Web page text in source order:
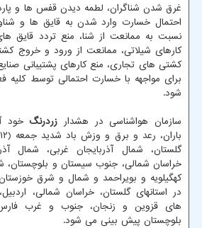
غرق شدن شناگران، لطمه دیدن قفس ها و
احتمال خسارت وارد شدن به قایق ها و
نسبت به ممانعت از شنا، منع تردد قایق
کارهای شیلاتی، ممانعت از ورود و خروج
کشتی های تجاری، منع کارهای پشتیبانی
برای مواجهه با خسارت احتمالی توسط کلیه
شود.
سازمان هواشناسی در هشدار زردرنگخود
گلستان، شمال آذربایجان غربی، شمال
خراسان شمالی، جنوب سیستان و بلوچستان،
در استانهای گلستان، خراسان شمالی،
های قزوین و زنجان، جنوب و غرب
بلوچستان پیش بینی می شود.